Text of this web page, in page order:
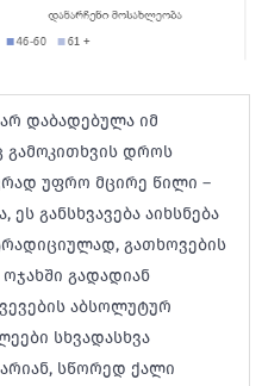
დაბადებულა იმ
გამოკითხვის დროს
უფრო მცირე წილი –
ეს განსხვავება აიხსნება
გათხოვების
გადადიან
აბსოლუტურ
სხვადასხვა
სწორედ ქალი